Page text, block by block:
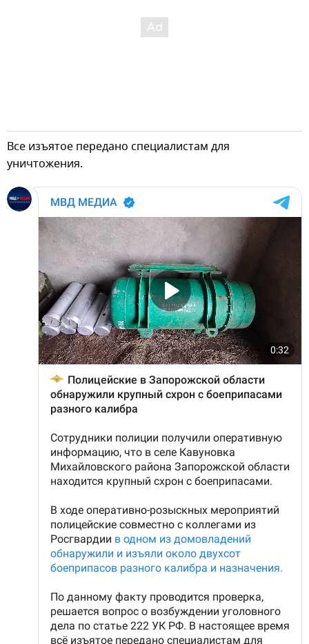
Все изъятое передано специалистам для
уничтожения.